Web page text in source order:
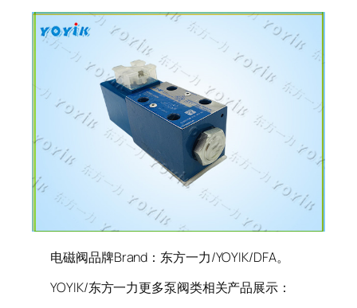
电磁阀品牌Brand：东方一力/YOYIK/DFA。
YOYIK/东方一力更多泵阀类相关产品展示：